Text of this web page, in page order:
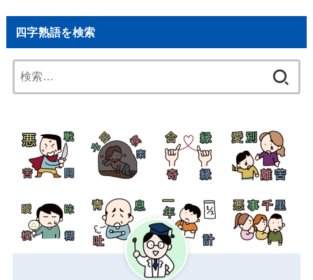
四字熟語を検索
索: